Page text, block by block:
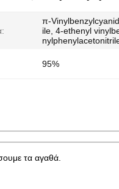
π-
ile, 4-ethenyl
95%
τα αγαθά.